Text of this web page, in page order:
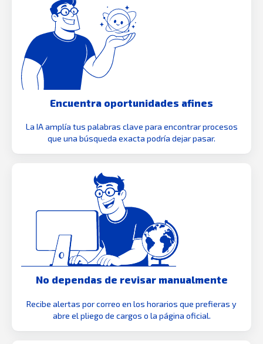
Encuentra oportunidades afines
La IA amplía tus palabras clave para encontrar procesos
que una búsqueda exacta podría dejar pasar.
No dependas de revisar manualmente
Recibe alertas por correo en los horarios que prefieras y
abre el pliego de cargos o la página oficial.